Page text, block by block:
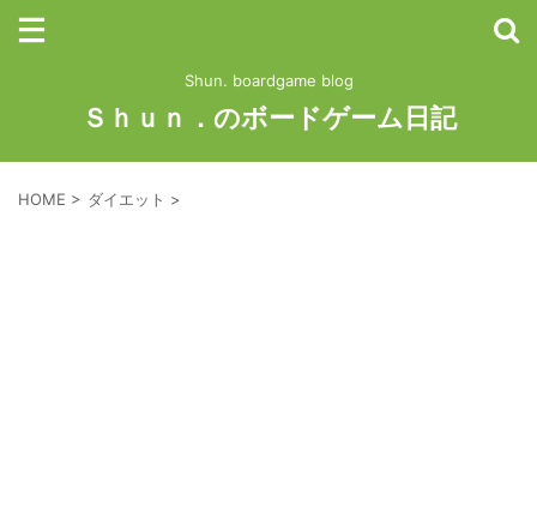
Shun. boardgame blog
Ｓｈｕｎ．のボードゲーム日記
HOME > ダイエット >